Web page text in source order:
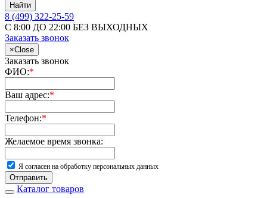
Найти
8 (499) 322-25-59
С 8:00 ДО 22:00 БЕЗ ВЫХОДНЫХ
Заказать звонок
×Close
Заказать звонок
ФИО:*
Ваш адрес:*
Телефон:*
Желаемое время звонка:
Я согласен на обработку персональных данных
Отправить
Каталог товаров